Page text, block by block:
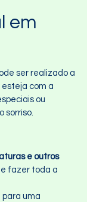
em
ser realizado a
com a
ou
sorriso.
e outros
fazer toda a
para uma